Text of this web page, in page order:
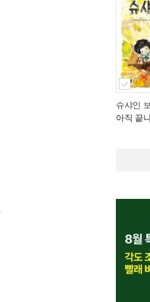
슈샤인
아직 끝